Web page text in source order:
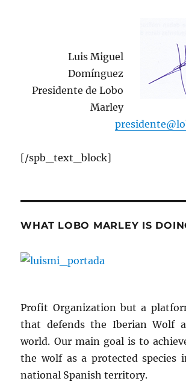
Luis Miguel
Domínguez
Presidente de Lobo
Marley
[/spb_text_block]
WHAT LOBO MARLEY IS
Profit Organization but a
that defends the Iberian Wolf
world. Our main goal is to
the wolf as a protected species
national Spanish territory.